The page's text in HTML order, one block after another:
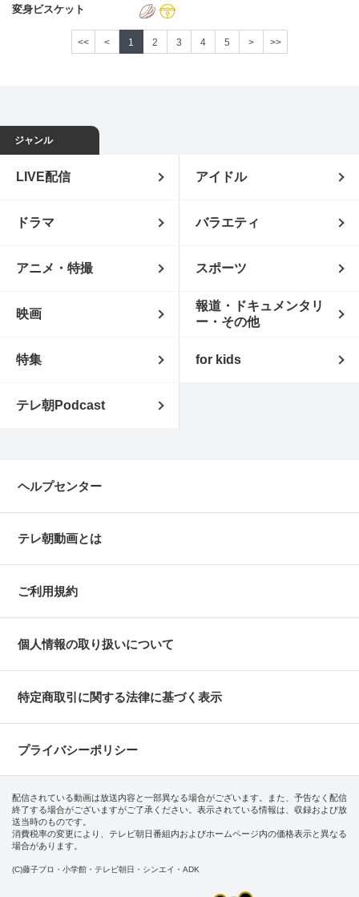
変身ビスケット
<< < 1 2 3 4 5 > >>
ジャンル
LIVE配信 アイドル
ドラマ バラエティ
アニメ・特撮 スポーツ
映画
報道・ドキュメンタリ
ー・その他
特集 for kids
テレ朝Podcast
ヘルプセンター
テレ朝動画とは
ご利用規約
個人情報の取り扱いについて
特定商取引に関する法律に基づく表示
プライバシーポリシー
配信されている動画は放送内容と一部異なる場合がございます。また、予告なく配信
終了する場合がございますがご了承ください。表示されている情報は、収録および放
送当時のものです。
消費税率の変更により、テレビ朝日番組内およびホームページ内の価格表示と異なる
場合があります。
(C)藤子プロ・小学館・テレビ朝日・シンエイ・ADK